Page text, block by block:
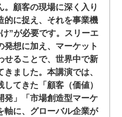
。顧客の現場に深く入り
的に捉え、それを事業機
”が必要です。スリーエ
発想に加え、マーケット
せることで、世界中で新
ました。本講演では、
てきた「顧客（価値）
発」「市場創造型マーケ
軸に、グローバル企業が